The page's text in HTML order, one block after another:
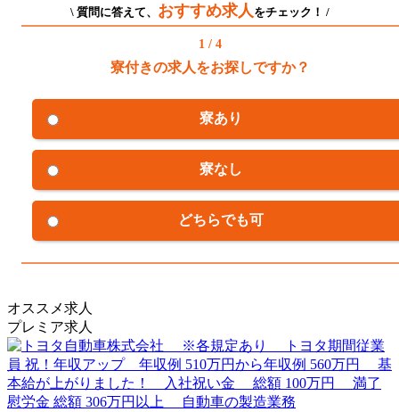
\ 質問に答えて、 おすすめ求人 をチェック！ /
1 / 4
寮付きの求人をお探しですか？
寮あり
寮なし
どちらでも可
オススメ求人
プレミア求人